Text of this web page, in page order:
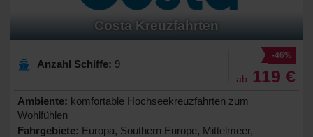
Costa Kreuzfahrten
Anzahl Schiffe: 9
-46%
ab 119 €
Ambiente: komfortable Hochseekreuzfahrten zum
Wohlfühlen
Fahrgebiete: Europa, Southern Europe, Mittelmeer,